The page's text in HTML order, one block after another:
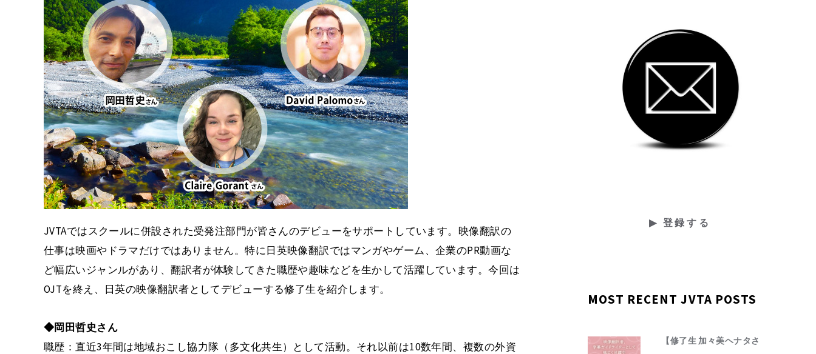
JVTAではスクールに併設された受発注部門が皆さんのデビューをサポートしています。映像翻訳の
仕事は映画やドラマだけではありません。特に日英映像翻訳ではマンガやゲーム、企業のPR動画な
ど幅広いジャンルがあり、翻訳者が体験してきた職歴や趣味などを生かして活躍しています。今回は
OJTを終え、日英の映像翻訳者としてデビューする修了生を紹介します。
◆岡田哲史さん
職歴：直近3年間は地域おこし協力隊（多文化共生）として活動。それ以前は10数年間、複数の外資
MOST RECENT JVTA POSTS
【修了生 加々美ヘナタさ